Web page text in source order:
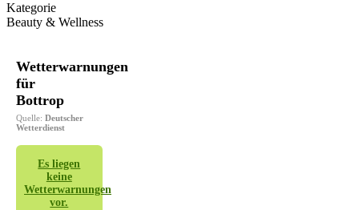
Kategorie
Beauty & Wellness
Wetterwarnungen
für
Bottrop
Quelle: Deutscher
Wetterdienst
Es liegen
keine
Wetterwarnungen
vor.